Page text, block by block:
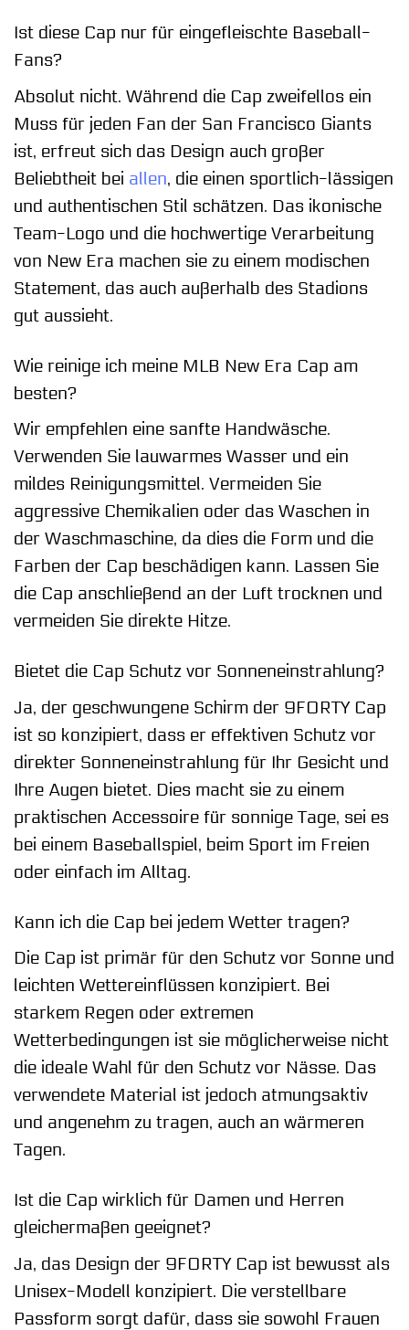
Ist diese Cap nur für eingefleischte Baseball-
Fans?
Absolut nicht. Während die Cap zweifellos ein
Muss für jeden Fan der San Francisco Giants
ist, erfreut sich das Design auch großer
Beliebtheit bei allen, die einen sportlich-lässigen
und authentischen Stil schätzen. Das ikonische
Team-Logo und die hochwertige Verarbeitung
von New Era machen sie zu einem modischen
Statement, das auch außerhalb des Stadions
gut aussieht.
Wie reinige ich meine MLB New Era Cap am
besten?
Wir empfehlen eine sanfte Handwäsche.
Verwenden Sie lauwarmes Wasser und ein
mildes Reinigungsmittel. Vermeiden Sie
aggressive Chemikalien oder das Waschen in
der Waschmaschine, da dies die Form und die
Farben der Cap beschädigen kann. Lassen Sie
die Cap anschließend an der Luft trocknen und
vermeiden Sie direkte Hitze.
Bietet die Cap Schutz vor Sonneneinstrahlung?
Ja, der geschwungene Schirm der 9FORTY Cap
ist so konzipiert, dass er effektiven Schutz vor
direkter Sonneneinstrahlung für Ihr Gesicht und
Ihre Augen bietet. Dies macht sie zu einem
praktischen Accessoire für sonnige Tage, sei es
bei einem Baseballspiel, beim Sport im Freien
oder einfach im Alltag.
Kann ich die Cap bei jedem Wetter tragen?
Die Cap ist primär für den Schutz vor Sonne und
leichten Wettereinflüssen konzipiert. Bei
starkem Regen oder extremen
Wetterbedingungen ist sie möglicherweise nicht
die ideale Wahl für den Schutz vor Nässe. Das
verwendete Material ist jedoch atmungsaktiv
und angenehm zu tragen, auch an wärmeren
Tagen.
Ist die Cap wirklich für Damen und Herren
gleichermaßen geeignet?
Ja, das Design der 9FORTY Cap ist bewusst als
Unisex-Modell konzipiert. Die verstellbare
Passform sorgt dafür, dass sie sowohl Frauen